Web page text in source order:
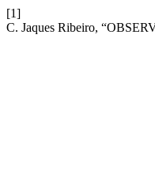
[1]
C. Jaques Ribeiro,